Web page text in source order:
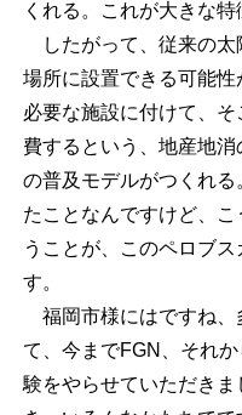
くれる。これが大きな特
したがって、従来の太
場所に設置できる可能
必要な施設に付けて、
費するという、地産地
の普及モデルがつくれ
たことなんですけど、
うことが、このペロブ
す。
福岡市様にはですね、
て、今までFGN、それ
験をやらせていただき